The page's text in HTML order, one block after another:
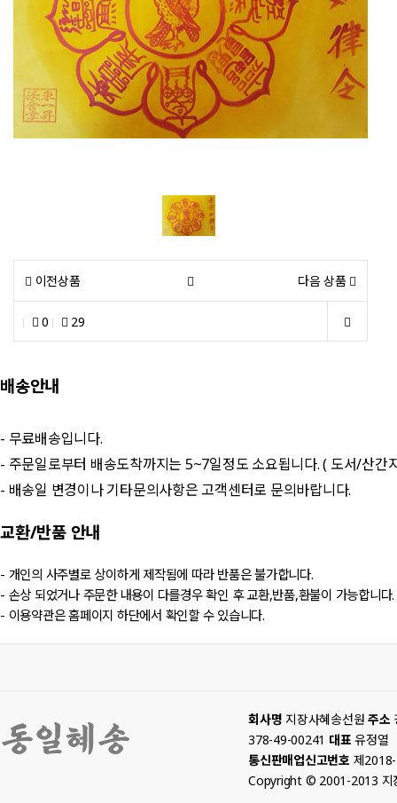
이전상품 다음 상품
0 29
배송안내
- 무료배송입니다.
- 주문일로부터 배송도착까지는 5~7일정도 소요됩니다. ( 도서/산간
- 배송일 변경이나 기타문의사항은 고객센터로 문의바랍니다.
교환/반품안내
- 개인의 사주별로 상이하게 제작됨에 따라 반품은 불가합니다.
- 손상 되었거나 주문한 내용이 다를경우 확인 후 교환,반품,환불이 가능합니다.
- 이용약관은 홈페이지 하단에서 확인할 수 있습니다.
회사명 지장사혜송선원 주소
378-49-00241 대표 유정열
통신판매업신고번호 제
Copyright © 2001-2013 지